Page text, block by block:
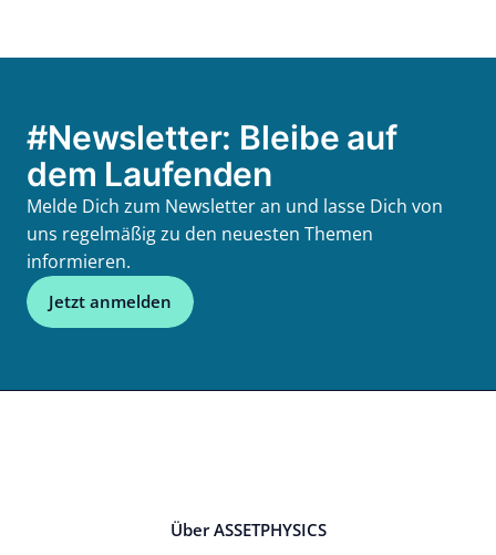
#Newsletter: Bleibe auf
dem Laufenden
Melde Dich zum Newsletter an und lasse Dich von
uns regelmäßig zu den neuesten Themen
informieren.
Jetzt anmelden
Über ASSETPHYSICS